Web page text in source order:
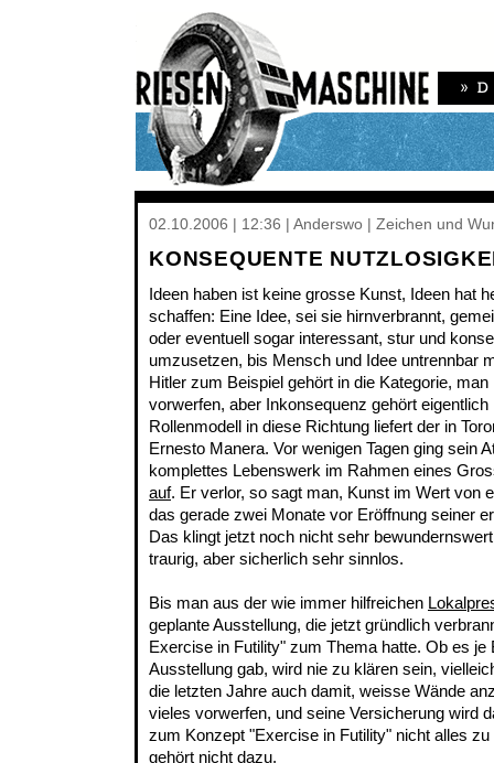
02.10.2006 | 12:36 | Anderswo | Zeichen und
KONSEQUENTE
Ideen haben ist keine grosse Kunst, Ideen hat
schaffen: Eine Idee, sei sie hirnverbrannt,
oder eventuell sogar interessant, stur und
umzusetzen, bis Mensch und Idee untrennbar
Hitler zum Beispiel gehört in die Kategorie,
vorwerfen, aber Inkonsequenz gehört
Rollenmodell in diese Richtung liefert der in
Ernesto Manera. Vor wenigen Tagen ging sein
komplettes Lebenswerk im Rahmen eines
auf. Er verlor, so sagt man, Kunst im Wert von
das gerade zwei Monate vor Eröffnung seiner
Das klingt jetzt noch nicht sehr
traurig, aber sicherlich sehr sinnlos.
Bis man aus der wie immer hilfreichen
geplante Ausstellung, die jetzt gründlich
Exercise in Futility" zum Thema hatte. Ob es je
Ausstellung gab, wird nie zu klären sein,
die letzten Jahre auch damit, weisse Wände
vieles vorwerfen, und seine Versicherung wird
zum Konzept "Exercise in Futility" nicht alles
gehört nicht dazu.